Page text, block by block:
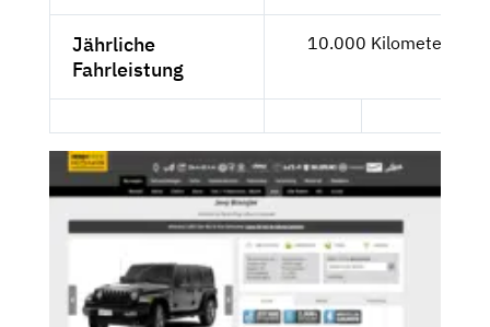
Jährliche
Fahrleistung
10.000 Kilometer